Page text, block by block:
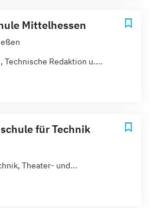
Mittelhessen
Technische Redaktion u....
für Technik
Theater- und...